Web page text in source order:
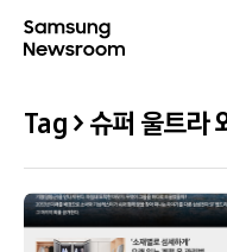
Tag > 슈퍼 울트라